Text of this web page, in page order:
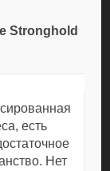
Stronghold
есть
Нет